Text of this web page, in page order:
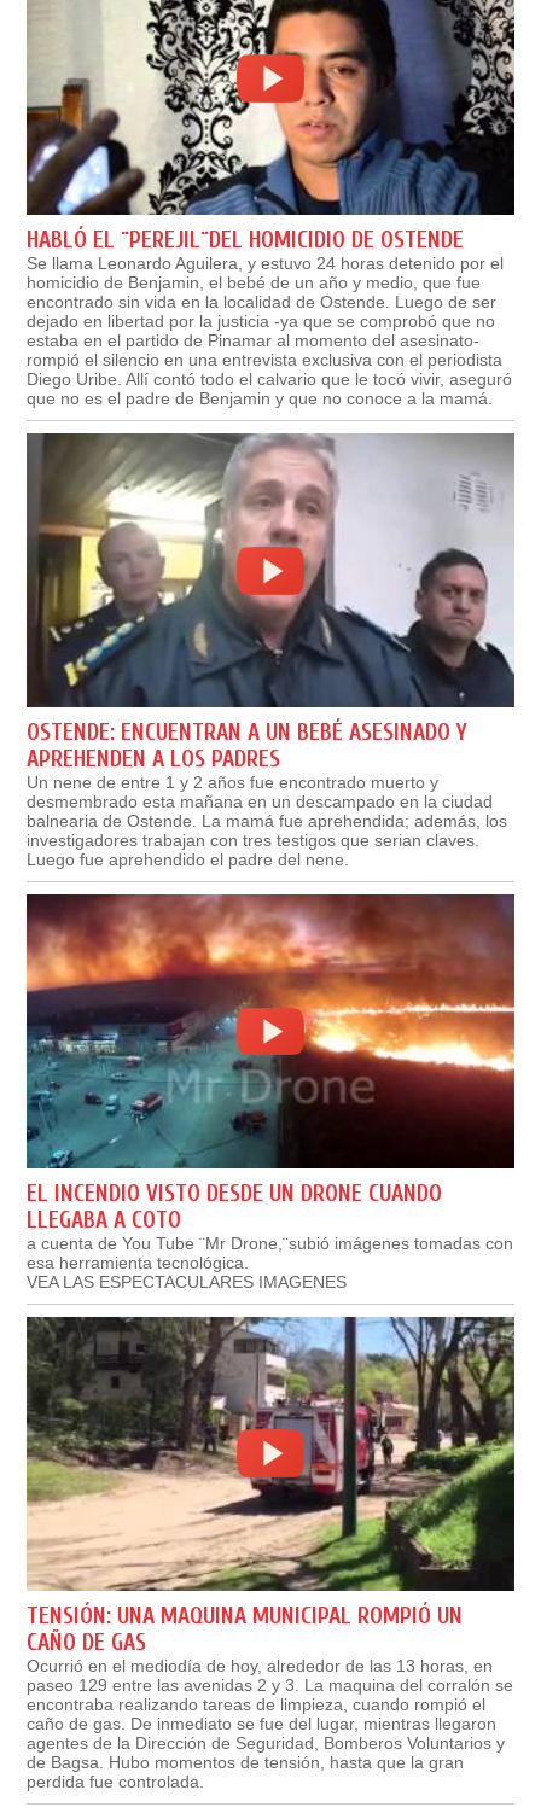
HABLÓ EL ¨PEREJIL¨DEL HOMICIDIO DE OSTENDE
Se llama Leonardo Aguilera, y estuvo 24 horas detenido por el
homicidio de Benjamin, el bebé de un año y medio, que fue
encontrado sin vida en la localidad de Ostende. Luego de ser
dejado en libertad por la justicia -ya que se comprobó que no
estaba en el partido de Pinamar al momento del asesinato-
rompió el silencio en una entrevista exclusiva con el periodista
Diego Uribe. Allí contó todo el calvario que le tocó vivir, aseguró
que no es el padre de Benjamin y que no conoce a la mamá.
OSTENDE: ENCUENTRAN A UN BEBÉ ASESINADO Y
APREHENDEN A LOS PADRES
Un nene de entre 1 y 2 años fue encontrado muerto y
desmembrado esta mañana en un descampado en la ciudad
balnearia de Ostende. La mamá fue aprehendida; además, los
investigadores trabajan con tres testigos que serian claves.
Luego fue aprehendido el padre del nene.
EL INCENDIO VISTO DESDE UN DRONE CUANDO
LLEGABA A COTO
a cuenta de You Tube ¨Mr Drone,¨subió imágenes tomadas con
esa herramienta tecnológica.
VEA LAS ESPECTACULARES IMAGENES
TENSIÓN: UNA MAQUINA MUNICIPAL ROMPIÓ UN
CAÑO DE GAS
Ocurrió en el mediodía de hoy, alrededor de las 13 horas, en
paseo 129 entre las avenidas 2 y 3. La maquina del corralón se
encontraba realizando tareas de limpieza, cuando rompió el
caño de gas. De inmediato se fue del lugar, mientras llegaron
agentes de la Dirección de Seguridad, Bomberos Voluntarios y
de Bagsa. Hubo momentos de tensión, hasta que la gran
perdida fue controlada.